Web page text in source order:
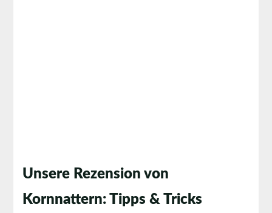
Unsere Rezension von
Kornnattern: Tipps & Tricks